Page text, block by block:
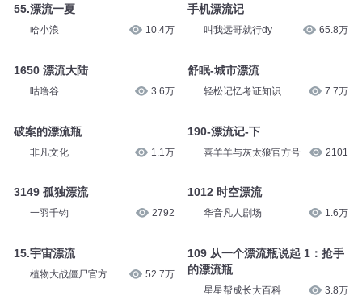
55.漂流一夏
哈小浪 10.4万
1650 漂流大陆
咕噜谷 3.6万
破案的漂流瓶
非凡文化 1.1万
3149 孤独漂流
一羽千钧 2792
15.宇宙漂流
植物大战僵尸官方频
52.7万
手机漂流记
叫我远哥就行dy 65.8万
舒眠-城市漂流
轻松记忆考证知识 7.7万
190-漂流记-下
喜羊羊与灰太狼官方号 2101
1012 时空漂流
华音凡人剧场 1.6万
109 从一个漂流瓶说起 1：抢手
的漂流瓶
星星帮成长大百科 3.8万